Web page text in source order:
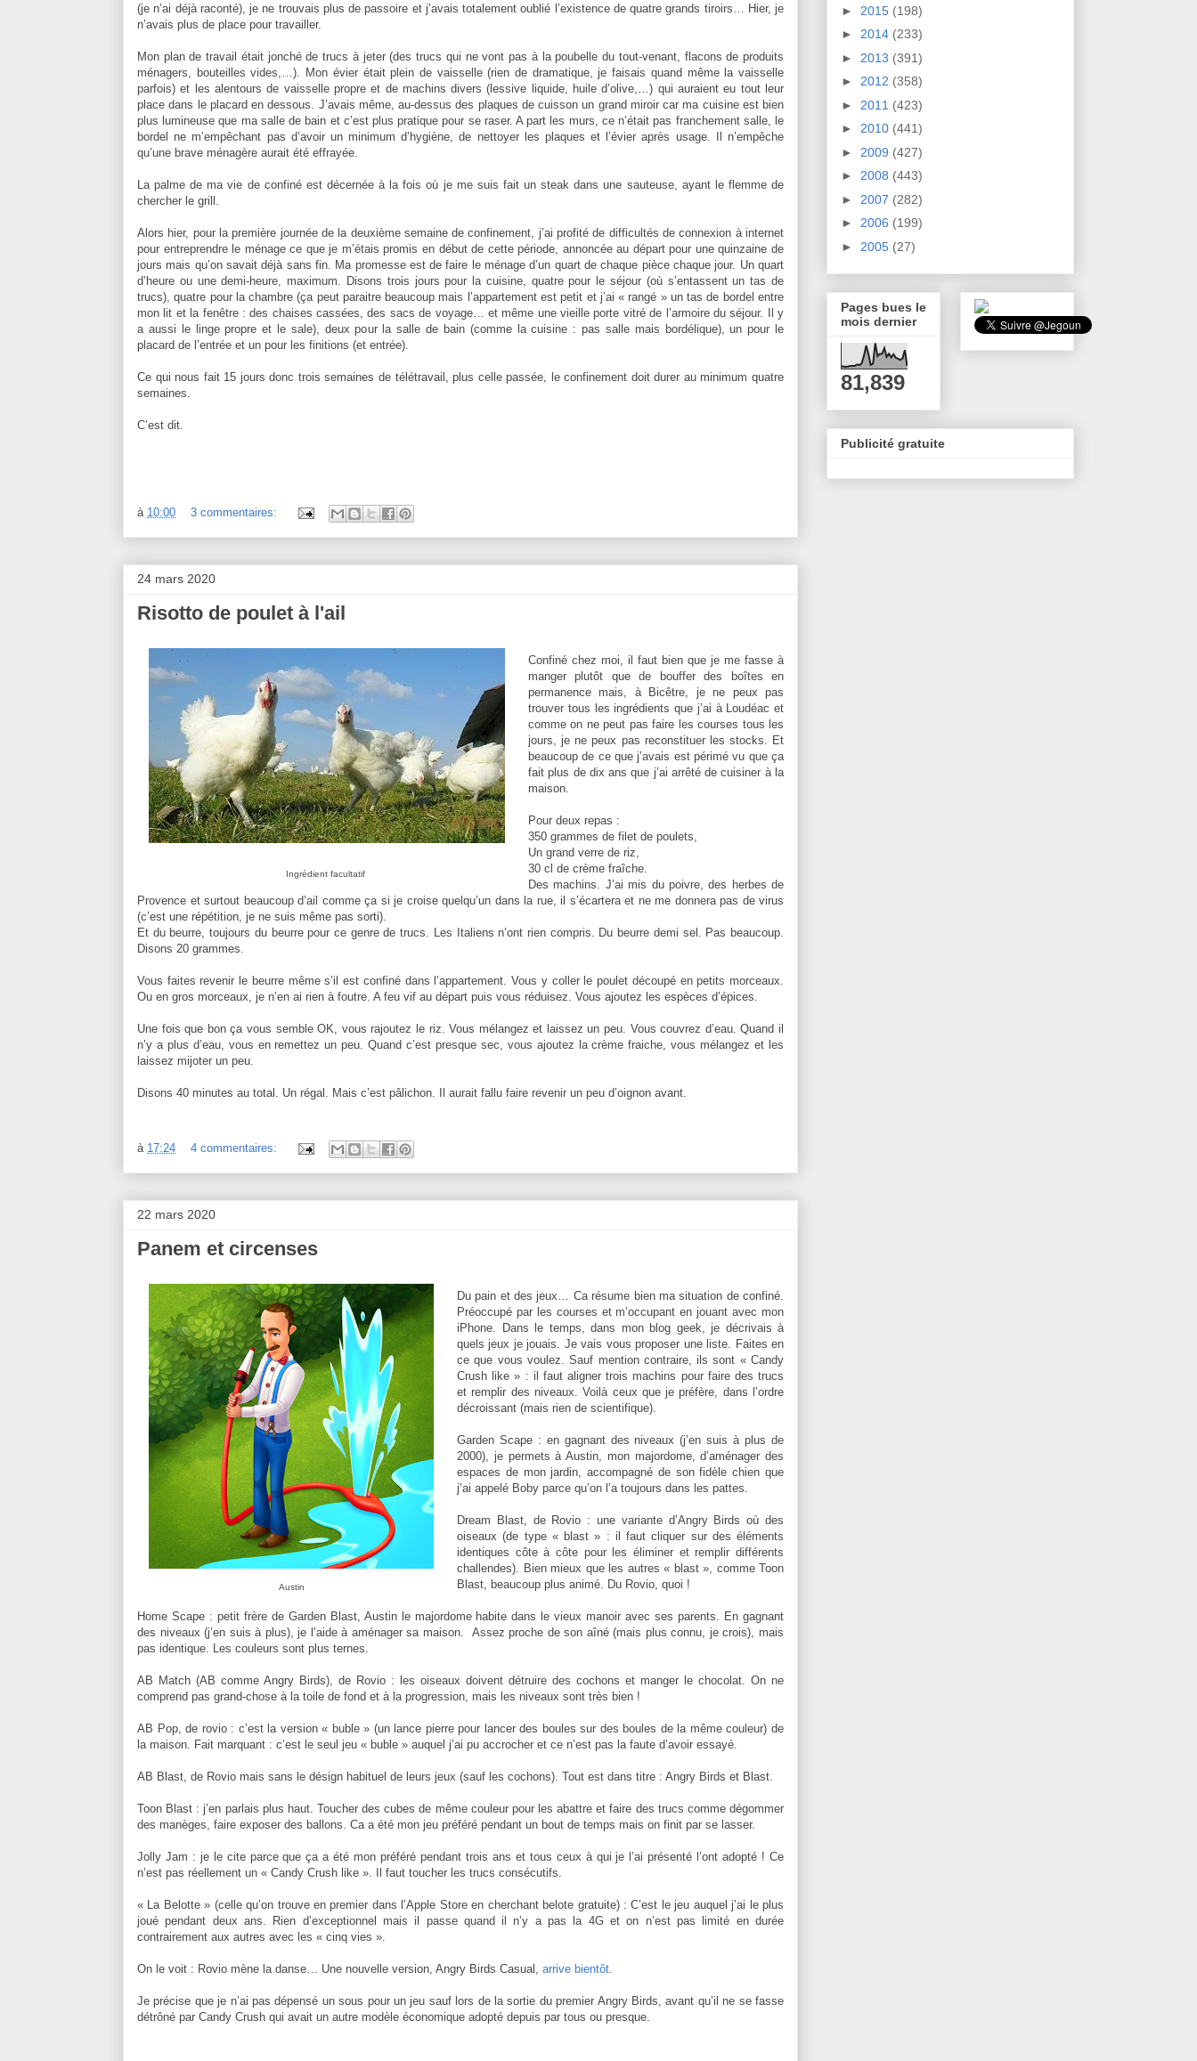
(je n’ai déjà raconté), je ne trouvais plus de passoire et j’avais totalement oublié l’existence de quatre grands tiroirs… Hier, je
n’avais plus de place pour travailler.
Mon plan de travail était jonché de trucs à jeter (des trucs qui ne vont pas à la poubelle du tout-venant, flacons de produits
ménagers, bouteilles vides,…). Mon évier était plein de vaisselle (rien de dramatique, je faisais quand même la vaisselle
parfois) et les alentours de vaisselle propre et de machins divers (lessive liquide, huile d’olive,…) qui auraient eu tout leur
place dans le placard en dessous. J’avais même, au-dessus des plaques de cuisson un grand miroir car ma cuisine est bien
plus lumineuse que ma salle de bain et c’est plus pratique pour se raser. A part les murs, ce n’était pas franchement salle, le
bordel ne m’empêchant pas d’avoir un minimum d’hygiène, de nettoyer les plaques et l’évier après usage. Il n’empêche
qu’une brave ménagère aurait été effrayée.
La palme de ma vie de confiné est décernée à la fois où je me suis fait un steak dans une sauteuse, ayant le flemme de
chercher le grill.
Alors hier, pour la première journée de la deuxième semaine de confinement, j’ai profité de difficultés de connexion à internet
pour entreprendre le ménage ce que je m’étais promis en début de cette période, annoncée au départ pour une quinzaine de
jours mais qu’on savait déjà sans fin. Ma promesse est de faire le ménage d’un quart de chaque pièce chaque jour. Un quart
d’heure ou une demi-heure, maximum. Disons trois jours pour la cuisine, quatre pour le séjour (où s’entassent un tas de
trucs), quatre pour la chambre (ça peut paraitre beaucoup mais l’appartement est petit et j’ai « rangé » un tas de bordel entre
mon lit et la fenêtre : des chaises cassées, des sacs de voyage… et même une vieille porte vitré de l’armoire du séjour. Il y
a aussi le linge propre et le sale), deux pour la salle de bain (comme la cuisine : pas salle mais bordélique), un pour le
placard de l’entrée et un pour les finitions (et entrée).
Ce qui nous fait 15 jours donc trois semaines de télétravail, plus celle passée, le confinement doit durer au minimum quatre
semaines.
C’est dit.
à 10:00 3 commentaires:
24 mars 2020
Risotto de poulet à l'ail
Ingrédient facultatif
Confiné chez moi, il faut bien que je me fasse à
manger plutôt que de bouffer des boîtes en
permanence mais, à Bicêtre, je ne peux pas
trouver tous les ingrédients que j’ai à Loudéac et
comme on ne peut pas faire les courses tous les
jours, je ne peux pas reconstituer les stocks. Et
beaucoup de ce que j’avais est périmé vu que ça
fait plus de dix ans que j’ai arrêté de cuisiner à la
maison.
Pour deux repas :
350 grammes de filet de poulets,
Un grand verre de riz,
30 cl de crème fraîche.
Des machins. J’ai mis du poivre, des herbes de
Provence et surtout beaucoup d’ail comme ça si je croise quelqu’un dans la rue, il s’écartera et ne me donnera pas de virus
(c’est une répétition, je ne suis même pas sorti).
Et du beurre, toujours du beurre pour ce genre de trucs. Les Italiens n’ont rien compris. Du beurre demi sel. Pas beaucoup.
Disons 20 grammes.
Vous faites revenir le beurre même s’il est confiné dans l’appartement. Vous y coller le poulet découpé en petits morceaux.
Ou en gros morceaux, je n’en ai rien à foutre. A feu vif au départ puis vous réduisez. Vous ajoutez les espèces d’épices.
Une fois que bon ça vous semble OK, vous rajoutez le riz. Vous mélangez et laissez un peu. Vous couvrez d’eau. Quand il
n’y a plus d’eau, vous en remettez un peu. Quand c’est presque sec, vous ajoutez la crème fraiche, vous mélangez et les
laissez mijoter un peu.
Disons 40 minutes au total. Un régal. Mais c’est pâlichon. Il aurait fallu faire revenir un peu d’oignon avant.
à 17:24 4 commentaires:
22 mars 2020
Panem et circenses
Austin
Du pain et des jeux… Ca résume bien ma situation de confiné.
Préoccupé par les courses et m’occupant en jouant avec mon
iPhone. Dans le temps, dans mon blog geek, je décrivais à
quels jeux je jouais. Je vais vous proposer une liste. Faites en
ce que vous voulez. Sauf mention contraire, ils sont « Candy
Crush like » : il faut aligner trois machins pour faire des trucs
et remplir des niveaux. Voilà ceux que je préfère, dans l’ordre
décroissant (mais rien de scientifique).
Garden Scape : en gagnant des niveaux (j’en suis à plus de
2000), je permets à Austin, mon majordome, d’aménager des
espaces de mon jardin, accompagné de son fidèle chien que
j’ai appelé Boby parce qu’on l’a toujours dans les pattes.
Dream Blast, de Rovio : une variante d’Angry Birds où des
oiseaux (de type « blast » : il faut cliquer sur des éléments
identiques côte à côte pour les éliminer et remplir différents
challendes). Bien mieux que les autres « blast », comme Toon
Blast, beaucoup plus animé. Du Rovio, quoi !
Home Scape : petit frère de Garden Blast, Austin le majordome habite dans le vieux manoir avec ses parents. En gagnant
des niveaux (j’en suis à plus), je l’aide à aménager sa maison.
Assez proche de son aîné (mais plus connu, je crois), mais
pas identique. Les couleurs sont plus ternes.
AB Match (AB comme Angry Birds), de Rovio : les oiseaux doivent détruire des cochons et manger le chocolat. On ne
comprend pas grand-chose à la toile de fond et à la progression, mais les niveaux sont très bien !
AB Pop, de rovio : c’est la version « buble » (un lance pierre pour lancer des boules sur des boules de la même couleur) de
la maison. Fait marquant : c’est le seul jeu « buble » auquel j’ai pu accrocher et ce n’est pas la faute d’avoir essayé.
AB Blast, de Rovio mais sans le désign habituel de leurs jeux (sauf les cochons). Tout est dans titre : Angry Birds et Blast.
Toon Blast : j’en parlais plus haut. Toucher des cubes de même couleur pour les abattre et faire des trucs comme dégommer
des manèges, faire exposer des ballons. Ca a été mon jeu préféré pendant un bout de temps mais on finit par se lasser.
Jolly Jam : je le cite parce que ça a été mon préféré pendant trois ans et tous ceux à qui je l’ai présenté l’ont adopté ! Ce
n’est pas réellement un « Candy Crush like ». Il faut toucher les trucs consécutifs.
« La Belotte » (celle qu’on trouve en premier dans l’Apple Store en cherchant belote gratuite) : C’est le jeu auquel j’ai le plus
joué pendant deux ans. Rien d’exceptionnel mais il passe quand il n’y a pas la 4G et on n’est pas limité en durée
contrairement aux autres avec les « cinq vies ».
On le voit : Rovio mène la danse… Une nouvelle version, Angry Birds Casual, arrive bientôt
Je précise que je n’ai pas dépensé un sous pour un jeu sauf lors de la sortie du premier Angry Birds, avant qu’il ne se fasse
détrôné par Candy Crush qui avait un autre modèle économique adopté depuis par tous ou presque.
► 2015 (198)
► 2014 (233)
► 2013 (391)
► 2012 (358)
► 2011 (423)
► 2010 (441)
► 2009 (427)
► 2008 (443)
► 2007 (282)
► 2006 (199)
► 2005 (27)
Pages bues le
mois dernier
81,839
Publicité gratuite